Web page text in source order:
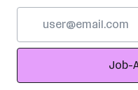
Adresse
Job-